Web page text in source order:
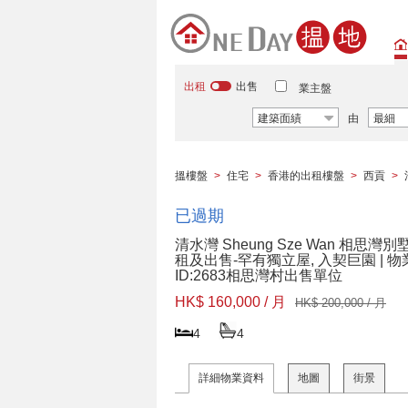
出租 出售 業主盤
建築面績 由 最細
搵樓盤 > 住宅 > 香港的出租樓盤 > 西貢 >
已過期
清水灣 Sheung Sze Wan 相思灣別
租及出售-罕有獨立屋, 入契巨園 | 物
ID:2683相思灣村出售單位
HK$ 160,000 / 月
HK$ 200,000 / 月
4 4
詳細物業資料 地圖 街景